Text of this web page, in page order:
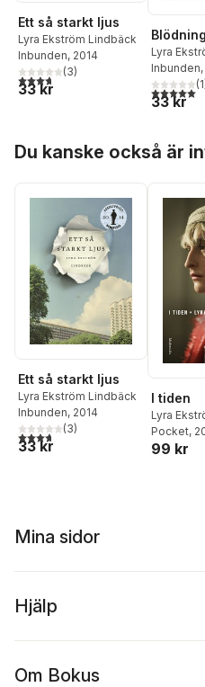
Ett så starkt ljus
Lyra Ekström Lindbäck
Inbunden, 2014
3,7utav 5 stjärnor. Totalt antal
(3)
33 kr
Lyra
Inbunden
5,0utav 5(1
33 kr
Du kanske också är
Ett så starkt ljus
Lyra Ekström Lindbäck
Inbunden, 2014
3,7utav 5 stjärnor. Totalt antal
(3)
33 kr
I tiden
Lyra
Pocket,
99 kr
Mina sidor
Hjälp
Om Bokus